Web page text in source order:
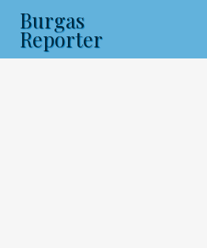
Burgas
Reporter